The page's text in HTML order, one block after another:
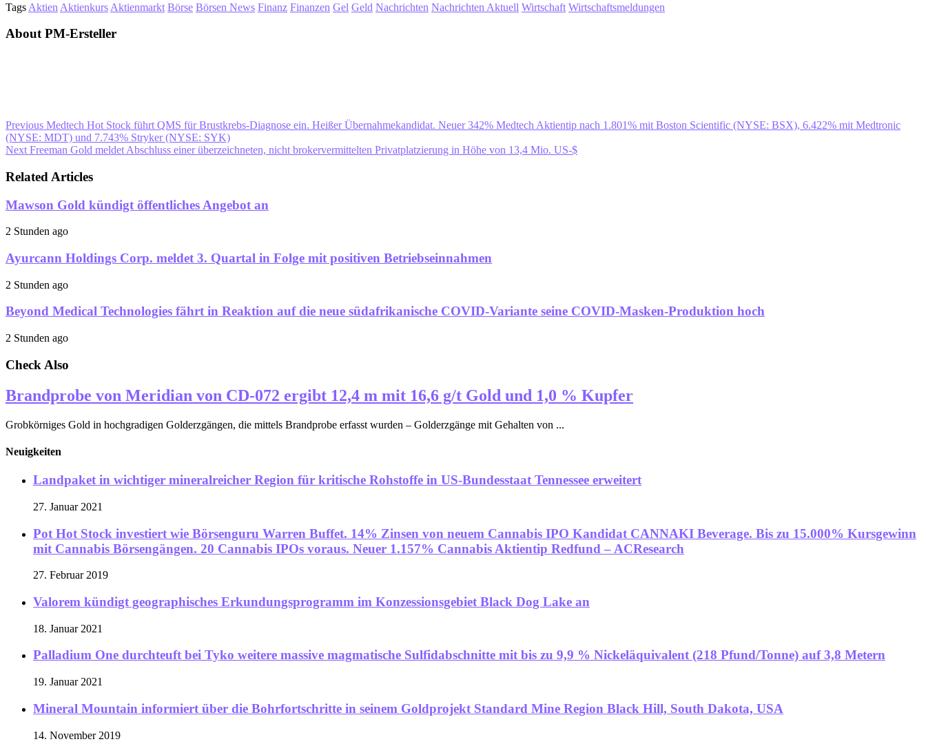
Tags Aktien Aktienkurs Aktienmarkt Börse Börsen News Finanz Finanzen Gel Geld Nachrichten Nachrichten Aktuell Wirtschaft Wirtschaftsmeldungen
About PM-Ersteller
Previous Medtech Hot Stock führt QMS für Brustkrebs-Diagnose ein. Heißer Übernahmekandidat. Neuer 342% Medtech Aktientip nach 1.801% mit Boston Scientific (NYSE: BSX), 6.422% mit Medtronic
(NYSE: MDT) und 7.743% Stryker (NYSE: SYK)
Next Freeman Gold meldet Abschluss einer überzeichneten, nicht brokervermittelten Privatplatzierung in Höhe von 13,4 Mio. US-$
Related Articles
Mawson Gold kündigt öffentliches Angebot an
2 Stunden ago
Ayurcann Holdings Corp. meldet 3. Quartal in Folge mit positiven Betriebseinnahmen
2 Stunden ago
Beyond Medical Technologies fährt in Reaktion auf die neue südafrikanische COVID-Variante seine COVID-Masken-Produktion hoch
2 Stunden ago
Check Also
Brandprobe von Meridian von CD-072 ergibt 12,4 m mit 16,6 g/t Gold und 1,0 % Kupfer
Grobkörniges Gold in hochgradigen Golderzgängen, die mittels Brandprobe erfasst wurden – Golderzgänge mit Gehalten von ...
Neuigkeiten
Landpaket in wichtiger mineralreicher Region für kritische Rohstoffe in US-Bundesstaat Tennessee erweitert
27. Januar 2021
Pot Hot Stock investiert wie Börsenguru Warren Buffet. 14% Zinsen von neuem Cannabis IPO Kandidat CANNAKI Beverage. Bis zu 15.000% Kursgewinn
mit Cannabis Börsengängen. 20 Cannabis IPOs voraus. Neuer 1.157% Cannabis Aktientip Redfund – ACResearch
27. Februar 2019
Valorem kündigt geographisches Erkundungsprogramm im Konzessionsgebiet Black Dog Lake an
18. Januar 2021
Palladium One durchteuft bei Tyko weitere massive magmatische Sulfidabschnitte mit bis zu 9,9 % Nickeläquivalent (218 Pfund/Tonne) auf 3,8 Metern
19. Januar 2021
Mineral Mountain informiert über die Bohrfortschritte in seinem Goldprojekt Standard Mine Region Black Hill, South Dakota, USA
14. November 2019